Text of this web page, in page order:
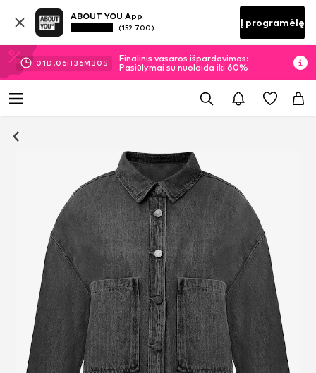
ABOUT YOU App
(152 700) Į programėlę
01D.06H 36M 30 S
Finalinis vasaros išpardavimas:
Pasiūlymai su nuolaida iki 60%